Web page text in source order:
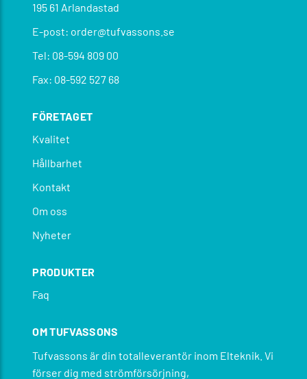
195 61 Arlandastad
E-post: order@tufvassons.se
Tel: 08-594 809 00
Fax: 08-592 527 68
FÖRETAGET
Kvalitet
Hållbarhet
Kontakt
Om oss
Nyheter
PRODUKTER
Faq
OM TUFVASSONS
Tufvassons är din totalleverantör inom Elteknik. Vi
förser dig med strömförsörjning,